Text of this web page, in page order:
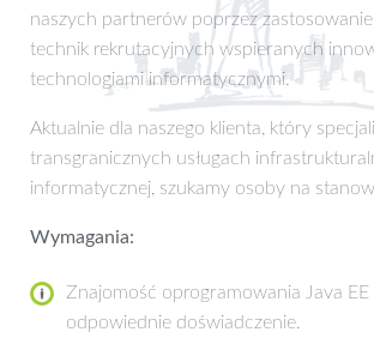
naszych partnerów poprzez
technik rekrutacyjnych wspieranych
technologiami informatycznymi.
Aktualnie dla naszego klienta, który
transgranicznych usługach
informatycznej, szukamy osoby na
Wymagania:
Znajomość oprogramowania Java EE
odpowiednie doświadczenie.